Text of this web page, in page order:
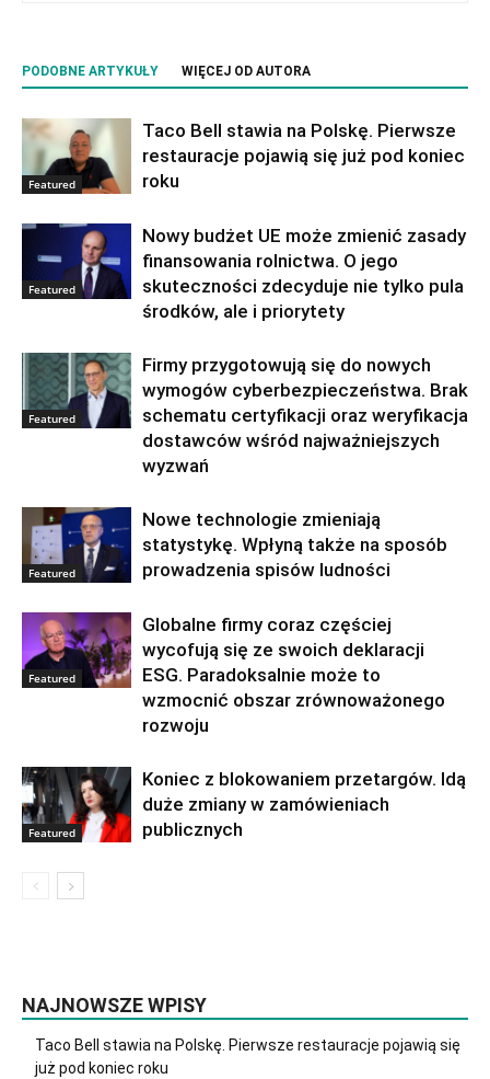
PODOBNE ARTYKUŁY WIĘCEJ OD AUTORA
Featured
Taco Bell stawia na Polskę. Pierwsze
restauracje pojawią się już pod koniec
roku
Featured
Nowy budżet UE może zmienić zasady
finansowania rolnictwa. O jego
skuteczności zdecyduje nie tylko pula
środków, ale i priorytety
Featured
Firmy przygotowują się do nowych
wymogów cyberbezpieczeństwa. Brak
schematu certyfikacji oraz weryfikacja
dostawców wśród najważniejszych
wyzwań
Featured
Nowe technologie zmieniają
statystykę. Wpłyną także na sposób
prowadzenia spisów ludności
Featured
Globalne firmy coraz częściej
wycofują się ze swoich deklaracji
ESG. Paradoksalnie może to
wzmocnić obszar zrównoważonego
rozwoju
Featured
Koniec z blokowaniem przetargów. Idą
duże zmiany w zamówieniach
publicznych
NAJNOWSZE WPISY
Taco Bell stawia na Polskę. Pierwsze restauracje pojawią się
już pod koniec roku